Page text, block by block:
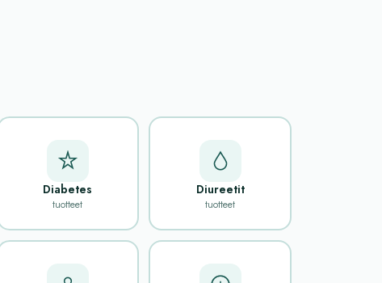
Diabetes
tuotteet
Diureetit
tuotteet